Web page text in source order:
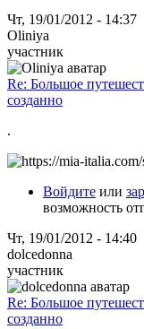
Чт, 19/01/2012 - 14:37
Oliniya
участник
Re: Большое
созданно
.
Войдите или
возможность
Чт, 19/01/2012 - 14:40
dolcedonna
участник
Re: Большое
созданно